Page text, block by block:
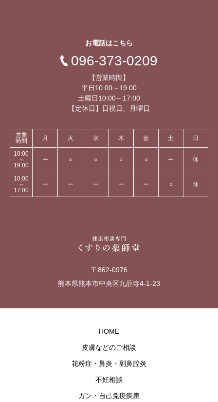
お電話はこちら
096-373-0209
【営業時間】
平日10:00～19:00
土曜日10:00～17:00
【定休日】日祝日、月曜日
営業
時間
月 火 水 木 金 土 日
10:00
～
19:00
ー ○ ○ ○ ○ ー 休
10:00
～
17:00
ー ー ー ー ー ○ 休
〒862-0976
熊本県熊本市中央区九品寺4-1-23
HOME
皮膚などのご相談
花粉症・鼻炎・副鼻腔炎
不妊相談
ガン・自己免疫疾患